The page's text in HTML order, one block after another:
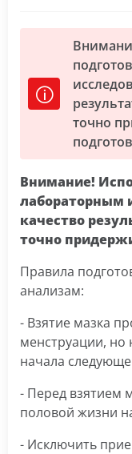
точно
Внимание!
лабораторным
качество
точно
Правила
анализам:
- Взятие мазка
менструации, но
начала
- Перед взятием
половой жизни
- Исключить